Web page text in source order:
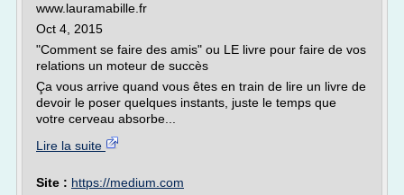
www.lauramabille.fr
Oct 4, 2015
"Comment se faire des amis" ou LE livre pour faire de vos
relations un moteur de succès
Ça vous arrive quand vous êtes en train de lire un livre de
devoir le poser quelques instants, juste le temps que
votre cerveau absorbe...
Lire la suite
Site : https://medium.com